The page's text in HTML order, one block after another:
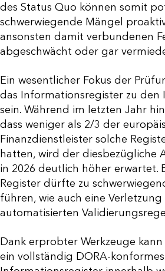
des Status Quo können somit
schwerwiegende Mängel
ansonsten damit verbundenen
abgeschwächt oder gar
Ein wesentlicher Fokus der
das Informationsregister zu den
sein. Während im letzten Jahr
dass weniger als 2/3 der
Finanzdienstleister solche
hatten, wird der diesbezügliche
in 2026 deutlich höher erwartet.
Register dürfte zu
führen, wie auch eine Verletzung
automatisierten
Dank erprobter Werkzeuge
ein vollständig DORA-konformes